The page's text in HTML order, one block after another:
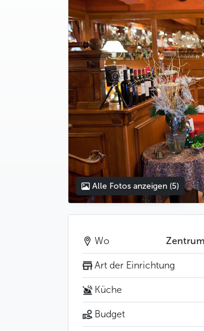
Alle Fotos anzeigen (5)
Wo
Art der Einrichtung
Küche
Budget